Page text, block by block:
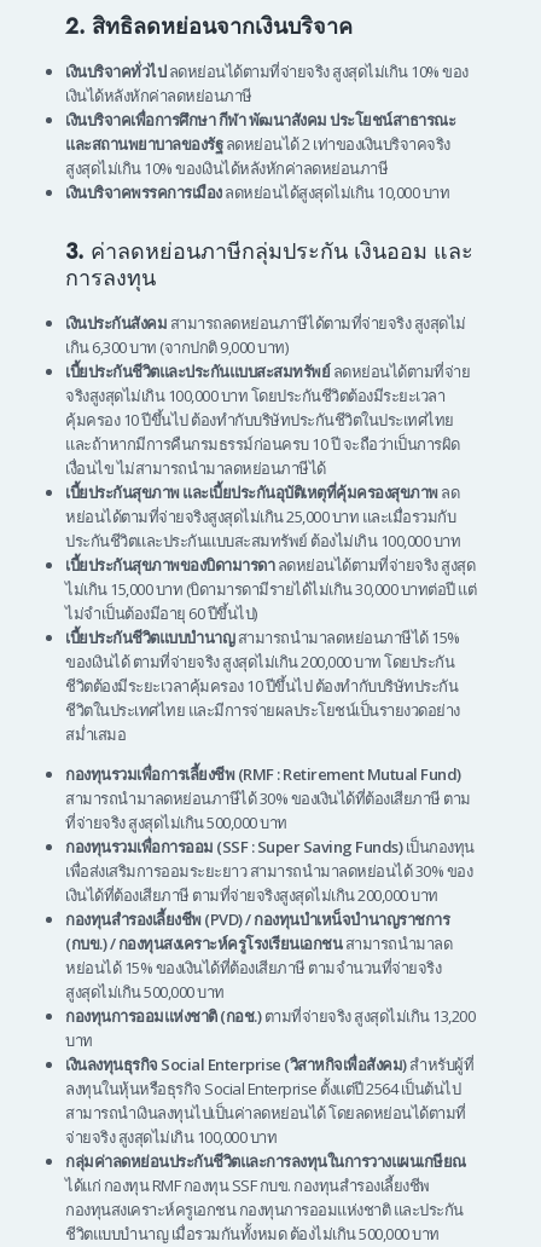
2. สิทธิลดหย่อนจากเงินบริจาค
เงินบริจาคทั่วไปลดหย่อนได้ตามที่จ่ายจริง สูงสุดไม่เกิน 10% ของ
เงินได้หลังหักค่าลดหย่อนภาษี
เงินบริจาคเพื่อการศึกษา กีฬา พัฒนาสังคม ประโยชน์สาธารณะ
และสถานพยาบาลของรัฐลดหย่อนได้ 2 เท่าของเงินบริจาคจริง
สูงสุดไม่เกิน 10% ของเงินได้หลังหักค่าลดหย่อนภาษี
เงินบริจาคพรรคการเมืองลดหย่อนได้สูงสุดไม่เกิน 10,000 บาท
3. ค่าลดหย่อนภาษีกลุ่มประกัน เงินออม และ
การลงทุน
เงินประกันสังคม สามารถลดหย่อนภาษีได้ตามที่จ่ายจริง สูงสุดไม่
เกิน 6,300 บาท (จากปกติ 9,000 บาท)
เบี้ยประกันชีวิตและประกันแบบสะสมทรัพย์ลดหย่อนได้ตามที่จ่าย
จริงสูงสุดไม่เกิน 100,000 บาท โดยประกันชีวิตต้องมีระยะเวลา
คุ้มครอง 10 ปีขึ้นไป ต้องทำกับบริษัทประกันชีวิตในประเทศไทย
และถ้าหากมีการคืนกรมธรรม์ก่อนครบ 10 ปี จะถือว่าเป็นการผิด
เงื่อนไข ไม่สามารถนำมาลดหย่อนภาษีได้
เบี้ยประกันสุขภาพ และเบี้ยประกันอุบัติเหตุที่คุ้มครองสุขภาพลด
หย่อนได้ตามที่จ่ายจริงสูงสุดไม่เกิน 25,000 บาท และเมื่อรวมกับ
ประกันชีวิตและประกันแบบสะสมทรัพย์ ต้องไม่เกิน 100,000 บาท
เบี้ยประกันสุขภาพของบิดามารดาลดหย่อนได้ตามที่จ่ายจริง สูงสุด
ไม่เกิน 15,000 บาท (บิดามารดามีรายได้ไม่เกิน 30,000 บาทต่อปี แต่
ไม่จำเป็นต้องมีอายุ 60 ปีขึ้นไป)
เบี้ยประกันชีวิตแบบบำนาญสามารถนำมาลดหย่อนภาษีได้ 15%
ของเงินได้ ตามที่จ่ายจริง สูงสุดไม่เกิน 200,000 บาท โดยประกัน
ชีวิตต้องมีระยะเวลาคุ้มครอง 10 ปีขึ้นไป ต้องทำกับบริษัทประกัน
ชีวิตในประเทศไทย และมีการจ่ายผลประโยชน์เป็นรายงวดอย่าง
สม่ำเสมอ
กองทุนรวมเพื่อการเลี้ยงชีพ (RMF : Retirement Mutual Fund)
สามารถนำมาลดหย่อนภาษีได้ 30% ของเงินได้ที่ต้องเสียภาษี ตาม
ที่จ่ายจริง สูงสุดไม่เกิน 500,000 บาท
กองทุนรวมเพื่อการออม (SSF : Super Saving Funds)เป็นกองทุน
เพื่อส่งเสริมการออมระยะยาว สามารถนำมาลดหย่อนได้ 30% ของ
เงินได้ที่ต้องเสียภาษี ตามที่จ่ายจริงสูงสุดไม่เกิน 200,000 บาท
กองทุนสำรองเลี้ยงชีพ (PVD) / กองทุนบำเหน็จบำนาญราชการ
(กบข.) / กองทุนสงเคราะห์ครูโรงเรียนเอกชนสามารถนำมาลด
หย่อนได้ 15% ของเงินได้ที่ต้องเสียภาษี ตามจำนวนที่จ่ายจริง
สูงสุดไม่เกิน 500,000 บาท
กองทุนการออมแห่งชาติ (กอช.)ตามที่จ่ายจริง สูงสุดไม่เกิน 13,200
บาท
เงินลงทุนธุรกิจ Social Enterprise (วิสาหกิจเพื่อสังคม)สำหรับผู้ที่
ลงทุนในหุ้นหรือธุรกิจ Social Enterprise ตั้งแต่ปี 2564 เป็นต้นไป
สามารถนำเงินลงทุนไปเป็นค่าลดหย่อนได้ โดยลดหย่อนได้ตามที่
จ่ายจริง สูงสุดไม่เกิน 100,000 บาท
กลุ่มค่าลดหย่อนประกันชีวิตและการลงทุนในการวางแผนเกษียณ
ได้แก่ กองทุน RMF กองทุน SSF กบข. กองทุนสำรองเลี้ยงชีพ
กองทุนสงเคราะห์ครูเอกชน กองทุนการออมแห่งชาติ และประกัน
ชีวิตแบบบำนาญ เมื่อรวมกันทั้งหมด ต้องไม่เกิน 500,000 บาท